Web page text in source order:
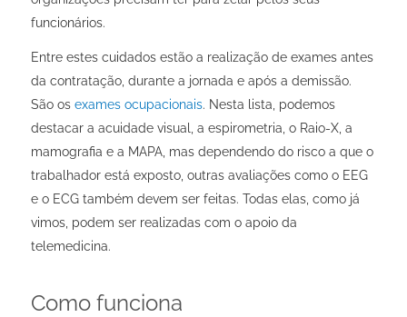
funcionários.
Entre estes cuidados estão a realização de exames antes
da contratação, durante a jornada e após a demissão.
São os exames ocupacionais. Nesta lista, podemos
destacar a acuidade visual, a espirometria, o Raio-X, a
mamografia e a MAPA, mas dependendo do risco a que o
trabalhador está exposto, outras avaliações como o EEG
e o ECG também devem ser feitas. Todas elas, como já
vimos, podem ser realizadas com o apoio da
telemedicina.
Como funciona